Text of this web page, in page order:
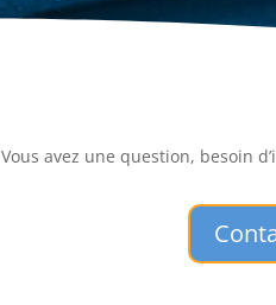
Vous avez une question, besoin